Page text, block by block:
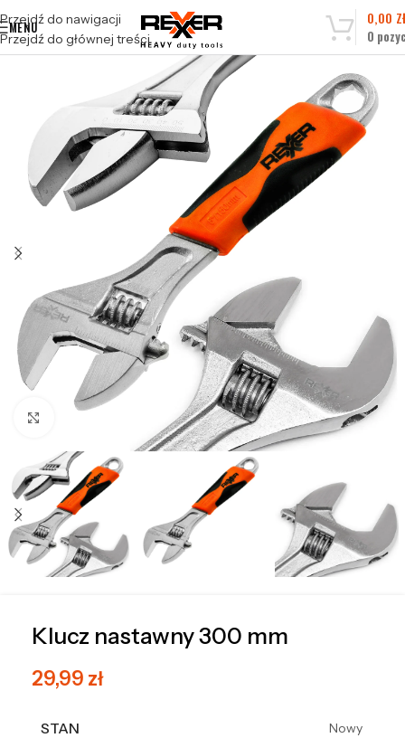
Przejdź do nawigacji
Przejdź do głównej treści
MENU
0
0,00
Kliknij, aby powiększyć
Klucz nastawny 300 mm
29,99 zł
STAN Nowy